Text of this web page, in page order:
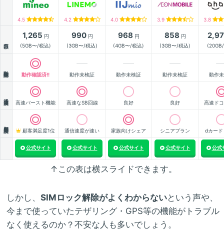
4.5 4.2 4.0 3.9 3.8
1,265 円
(5GB〜/税込)
990円
(3GB〜/税込)
968 円
(4GB〜/税込)
858 円
(3GB〜/税込)
動作確認済!! 動作未検証 動作未検証 動作未検証 動作
高速バースト機能 高速なSB回線 良好 良好 高速ド
顧客満足度1位 通信速度が速い 家族向けシェア シニアプラン dカード
公式サイト 公式サイト 公式サイト 公式サイト 公式
↑この表は横スライドできます。
しかし、 SIMロック解除がよくわからないという声や、
今まで使っていたテザリング・GPS等の機能がトラブル
なく使えるのか？不安な人も多いでしょう。